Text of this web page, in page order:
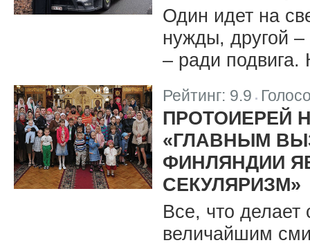
Один идет на
нужды, другой –
– ради подвига.
Рейтинг: 9.9 |
ПРОТОИЕРЕЙ
«ГЛАВНЫМ
ФИНЛЯНДИИ
СЕКУЛЯРИЗМ»
Все, что
величайшим